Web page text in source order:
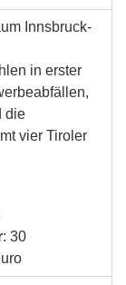
Innsbruck-
in erster
die
vier Tiroler
: 30